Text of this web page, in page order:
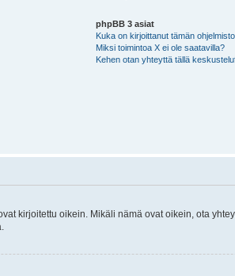
phpBB 3 asiat
Kuka on kirjoittanut tämän
Miksi toimintoa X ei ole saatavilla?
Kehen otan yhteyttä tällä
kirjoitettu oikein. Mikäli nämä ovat oikein, ota